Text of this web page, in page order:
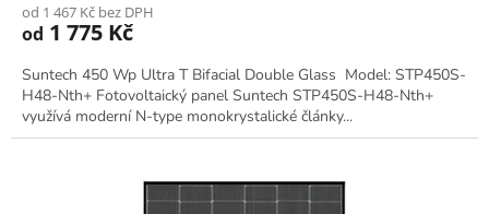
od 1 467 Kč bez DPH
od 1 775 Kč
Suntech 450 Wp Ultra T Bifacial Double Glass Model: STP450S-
H48-Nth+ Fotovoltaický panel Suntech STP450S-H48-Nth+
využívá moderní N-type monokrystalické články...